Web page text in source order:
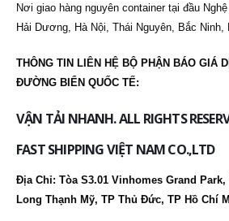
Nơi giao hàng nguyên container tại đầu
Hải Dương, Hà Nội, Thái Nguyên, Bắc
THÔNG TIN LIÊN HỆ BỘ PHẬN BÁO GIÁ
ĐƯỜNG BIỂN QUỐC TẾ:
VẬN TẢI NHANH. ALL RIGHTS
FAST SHIPPING VIỆT NAM CO.,LTD
Địa Chỉ: Tòa S3.01 Vinhomes Grand Park,
Long Thạnh Mỹ, TP Thủ Đức, TP Hồ Chí